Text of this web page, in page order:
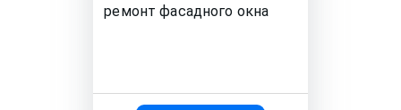
ремонтфасадного окна